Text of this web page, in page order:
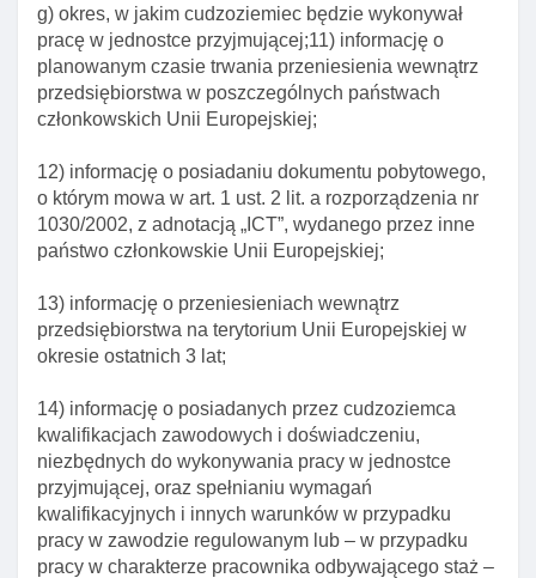
g) okres, w jakim cudzoziemiec będzie wykonywał
pracę w jednostce przyjmującej;11) informację o
planowanym czasie trwania przeniesienia wewnątrz
przedsiębiorstwa w poszczególnych państwach
członkowskich Unii Europejskiej;
12) informację o posiadaniu dokumentu pobytowego,
o którym mowa w art. 1 ust. 2 lit. a rozporządzenia nr
1030/2002, z adnotacją „ICT”, wydanego przez inne
państwo członkowskie Unii Europejskiej;
13) informację o przeniesieniach wewnątrz
przedsiębiorstwa na terytorium Unii Europejskiej w
okresie ostatnich 3 lat;
14) informację o posiadanych przez cudzoziemca
kwalifikacjach zawodowych i doświadczeniu,
niezbędnych do wykonywania pracy w jednostce
przyjmującej, oraz spełnianiu wymagań
kwalifikacyjnych i innych warunków w przypadku
pracy w zawodzie regulowanym lub – w przypadku
pracy w charakterze pracownika odbywającego staż –
ofiarą handlu ludźMI
Art. 172. Właściwość organu w sprawach
wydawania zaświadczeń o domniemaniu, że
cudzoziemiec jest ofiarą handlu ludźMI
Art. 174. Powiadomienie o wydaniu zaświadczenia
o domniemaniu, że cudzoziemiec jest ofiarą
handlu ludźMI
Art. 176. Przesłanki udzielenia zezwolenia na
pobyt czasowy dla ofiar handlu ludźMI
czasowy dla ofiar handlu ludźMI
Art. 178. Wyłączenie stosowania niektórych
przepisów ustawy w postępowaniu w sprawie
zezwolenia na pobyt czasowy dla ofiar handlu
ludźMI
Art. 179. Zapewnienie pomocy tłumacza